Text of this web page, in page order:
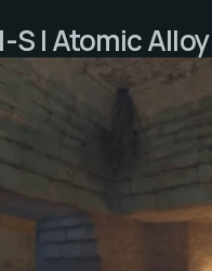
S | Atomic Alloy